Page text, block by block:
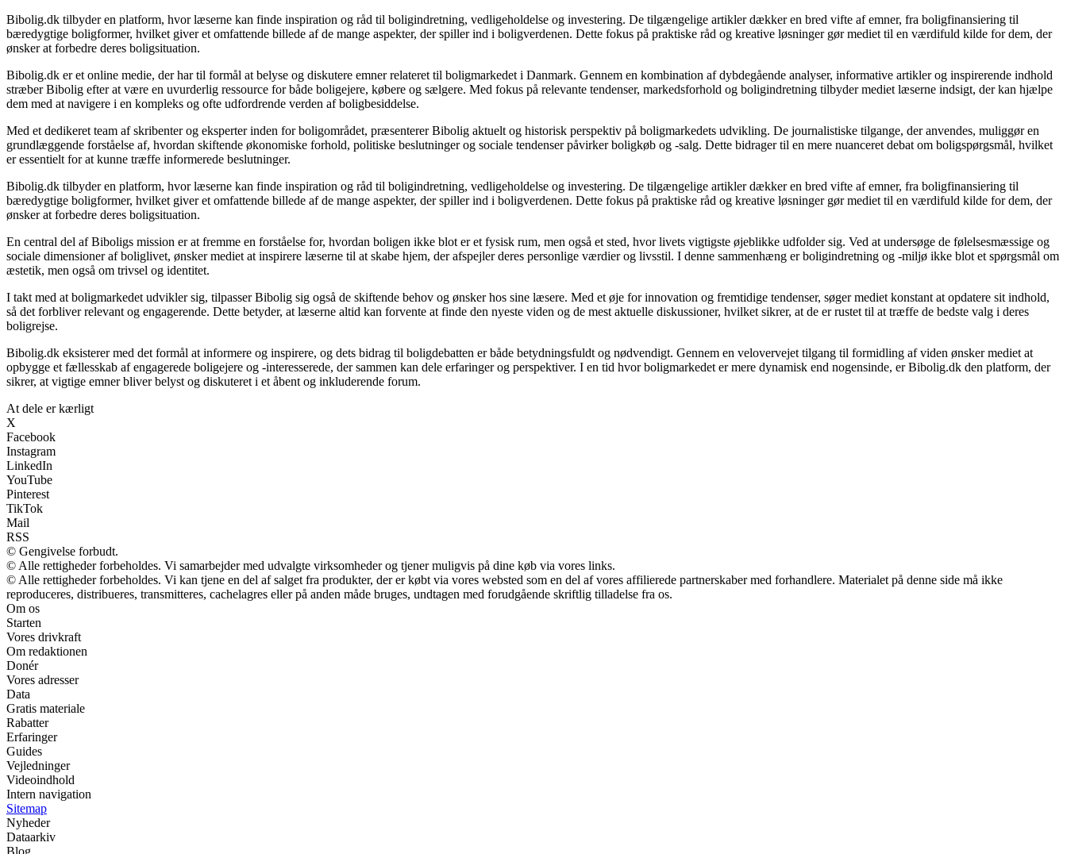
Bibolig.dk tilbyder en platform, hvor læserne kan finde inspiration og råd til boligindretning, vedligeholdelse og investering. De tilgængelige artikler dækker en bred vifte af emner, fra boligfinansiering til
bæredygtige boligformer, hvilket giver et omfattende billede af de mange aspekter, der spiller ind i boligverdenen. Dette fokus på praktiske råd og kreative løsninger gør mediet til en værdifuld kilde for dem, der
ønsker at forbedre deres boligsituation.
Bibolig.dk er et online medie, der har til formål at belyse og diskutere emner relateret til boligmarkedet i Danmark. Gennem en kombination af dybdegående analyser, informative artikler og inspirerende indhold
stræber Bibolig efter at være en uvurderlig ressource for både boligejere, købere og sælgere. Med fokus på relevante tendenser, markedsforhold og boligindretning tilbyder mediet læserne indsigt, der kan hjælpe
dem med at navigere i en kompleks og ofte udfordrende verden af boligbesiddelse.
Med et dedikeret team af skribenter og eksperter inden for boligområdet, præsenterer Bibolig aktuelt og historisk perspektiv på boligmarkedets udvikling. De journalistiske tilgange, der anvendes, muliggør en
grundlæggende forståelse af, hvordan skiftende økonomiske forhold, politiske beslutninger og sociale tendenser påvirker boligkøb og -salg. Dette bidrager til en mere nuanceret debat om boligspørgsmål, hvilket
er essentielt for at kunne træffe informerede beslutninger.
Bibolig.dk tilbyder en platform, hvor læserne kan finde inspiration og råd til boligindretning, vedligeholdelse og investering. De tilgængelige artikler dækker en bred vifte af emner, fra boligfinansiering til
bæredygtige boligformer, hvilket giver et omfattende billede af de mange aspekter, der spiller ind i boligverdenen. Dette fokus på praktiske råd og kreative løsninger gør mediet til en værdifuld kilde for dem, der
ønsker at forbedre deres boligsituation.
En central del af Biboligs mission er at fremme en forståelse for, hvordan boligen ikke blot er et fysisk rum, men også et sted, hvor livets vigtigste øjeblikke udfolder sig. Ved at undersøge de følelsesmæssige og
sociale dimensioner af boliglivet, ønsker mediet at inspirere læserne til at skabe hjem, der afspejler deres personlige værdier og livsstil. I denne sammenhæng er boligindretning og -miljø ikke blot et spørgsmål om
æstetik, men også om trivsel og identitet.
I takt med at boligmarkedet udvikler sig, tilpasser Bibolig sig også de skiftende behov og ønsker hos sine læsere. Med et øje for innovation og fremtidige tendenser, søger mediet konstant at opdatere sit indhold,
så det forbliver relevant og engagerende. Dette betyder, at læserne altid kan forvente at finde den nyeste viden og de mest aktuelle diskussioner, hvilket sikrer, at de er rustet til at træffe de bedste valg i deres
boligrejse.
Bibolig.dk eksisterer med det formål at informere og inspirere, og dets bidrag til boligdebatten er både betydningsfuldt og nødvendigt. Gennem en velovervejet tilgang til formidling af viden ønsker mediet at
opbygge et fællesskab af engagerede boligejere og -interesserede, der sammen kan dele erfaringer og perspektiver. I en tid hvor boligmarkedet er mere dynamisk end nogensinde, er Bibolig.dk den platform, der
sikrer, at vigtige emner bliver belyst og diskuteret i et åbent og inkluderende forum.
At dele er kærligt
X
Facebook
Instagram
LinkedIn
YouTube
Pinterest
TikTok
Mail
RSS
© Gengivelse forbudt.
© Alle rettigheder forbeholdes. Vi samarbejder med udvalgte virksomheder og tjener muligvis på dine køb via vores links.
© Alle rettigheder forbeholdes. Vi kan tjene en del af salget fra produkter, der er købt via vores websted som en del af vores affilierede partnerskaber med forhandlere. Materialet på denne side må ikke
reproduceres, distribueres, transmitteres, cachelagres eller på anden måde bruges, undtagen med forudgående skriftlig tilladelse fra os.
Om os
Starten
Vores drivkraft
Om redaktionen
Donér
Vores adresser
Data
Gratis materiale
Rabatter
Erfaringer
Guides
Vejledninger
Videoindhold
Intern navigation
Sitemap
Nyheder
Dataarkiv
Blog